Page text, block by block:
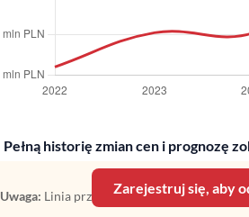
Pełną historię zmian cen i prognozę
Zarejestruj się, aby
Uwaga: Linia przerywana oznacza prognozę